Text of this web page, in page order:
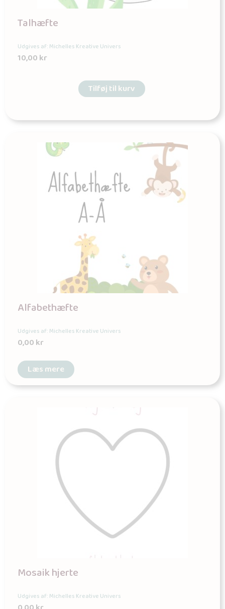
Talhæfte
Udgives af: Michelles Kreative Univers
10,00kr
Tilføj til kurv
Alfabethæfte
Udgives af: Michelles Kreative Univers
0,00kr
Læs mere
Mosaik hjerte
Udgives af: Michelles Kreative Univers